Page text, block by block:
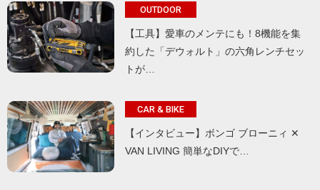
OUTDOOR
【工具】愛車のメンテにも！8機能を集
約した「デウォルト」の六角レンチセッ
トが…
CAR & BIKE
【インタビュー】ボンゴ ブローニィ ✕
VAN LIVING 簡単なDIYで…